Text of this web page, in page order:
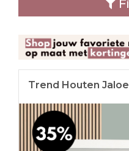
Trend Houten